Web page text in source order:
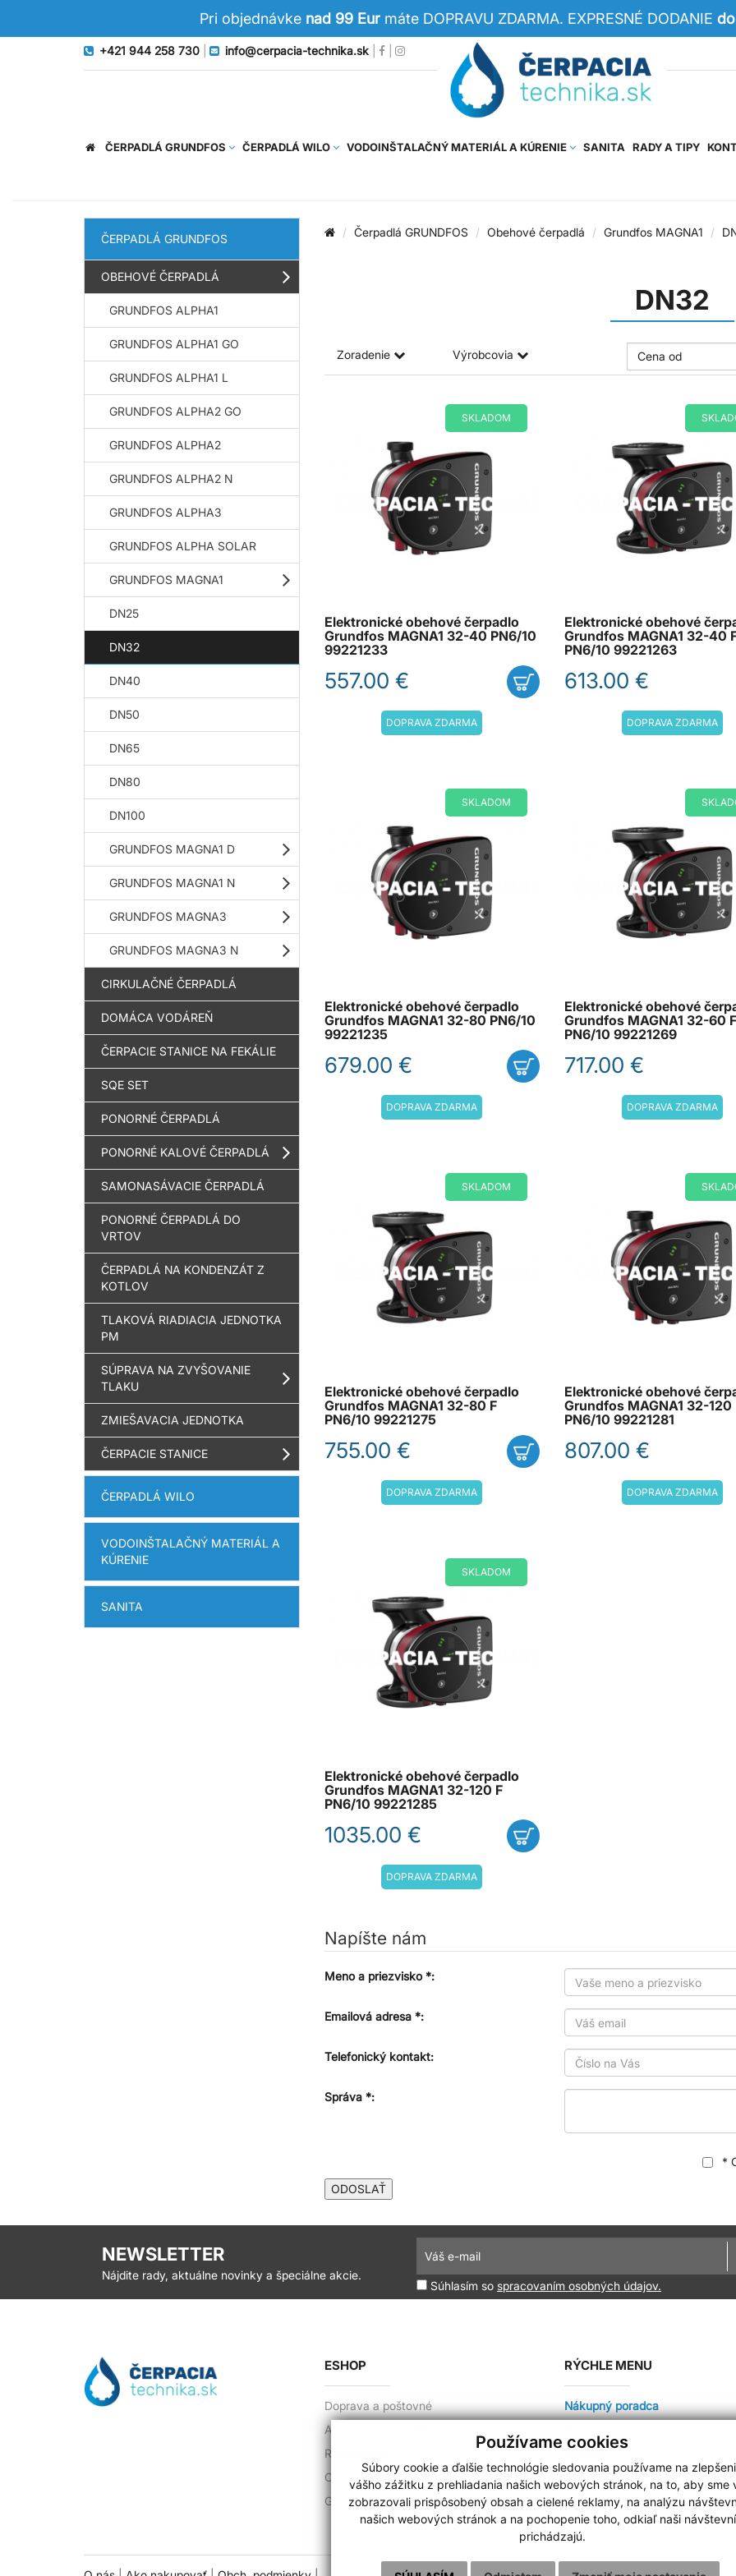
Používame cookies
Súbory cookie a ďalšie technológie sledovania používame na
vášho zážitku z prehliadania našich webových stránok, na to, aby sme
zobrazovali prispôsobený obsah a cielené reklamy, na analýzu
našich webových stránok a na pochopenie toho, odkiaľ naši
prichádzajú.
Pri objednávke nad 99 Eur máte DOPRAVU ZDARMA. EXPRESNÉ DODANIE
+421 944 258 730 info@cerpacia-technika.sk
ČERPADLÁ GRUNDFOS ČERPADLÁ WILO VODOINŠTALAČNÝ MATERIÁL A KÚRENIE SANITA RADY A TIPY
ČERPADLÁ GRUNDFOS
OBEHOVÉ ČERPADLÁ
GRUNDFOS ALPHA1
GRUNDFOS ALPHA1 GO
GRUNDFOS ALPHA1 L
GRUNDFOS ALPHA2 GO
GRUNDFOS ALPHA2
GRUNDFOS ALPHA2 N
GRUNDFOS ALPHA3
GRUNDFOS ALPHA SOLAR
GRUNDFOS MAGNA1
DN25
DN32
DN40
DN50
DN65
DN80
DN100
GRUNDFOS MAGNA1 D
GRUNDFOS MAGNA1 N
GRUNDFOS MAGNA3
GRUNDFOS MAGNA3 N
CIRKULAČNÉ ČERPADLÁ
DOMÁCA VODÁREŇ
ČERPACIE STANICE NA FEKÁLIE
SQE SET
PONORNÉ ČERPADLÁ
PONORNÉ KALOVÉ ČERPADLÁ
SAMONASÁVACIE ČERPADLÁ
PONORNÉ ČERPADLÁ DO
VRTOV
ČERPADLÁ NA KONDENZÁT Z
KOTLOV
TLAKOVÁ RIADIACIA JEDNOTKA
PM
SÚPRAVA NA ZVYŠOVANIE
TLAKU
ZMIEŠAVACIA JEDNOTKA
ČERPACIE STANICE
ČERPADLÁ WILO
VODOINŠTALAČNÝ MATERIÁL A
KÚRENIE
SANITA
Čerpadlá GRUNDFOS Obehové čerpadlá Grundfos MAGNA1
DN32
Zoradenie Výrobcovia
SKLADOM
Elektronické obehové čerpadlo
Grundfos MAGNA1 32-40 PN6/10
99221233
557.00 €
DOPRAVA ZDARMA
Elektronické obehové
Grundfos MAGNA1 32-40
PN6/10 99221263
613.00 €
DOPRAVA ZDARMA
SKLADOM
Elektronické obehové čerpadlo
Grundfos MAGNA1 32-80 PN6/10
99221235
679.00 €
DOPRAVA ZDARMA
Elektronické obehové
Grundfos MAGNA1 32-60 F
PN6/10 99221269
717.00 €
DOPRAVA ZDARMA
SKLADOM
Elektronické obehové čerpadlo
Grundfos MAGNA1 32-80 F
PN6/10 99221275
755.00 €
DOPRAVA ZDARMA
Elektronické obehové
Grundfos MAGNA1 32-120
PN6/10 99221281
807.00 €
DOPRAVA ZDARMA
SKLADOM
Elektronické obehové čerpadlo
Grundfos MAGNA1 32-120 F
PN6/10 99221285
1035.00 €
DOPRAVA ZDARMA
Napíšte nám
Meno a priezvisko *:
Emailová adresa *:
Telefonický kontakt:
Správa *:
*
ODOSLAŤ
NEWSLETTER
Nájdite rady, aktuálne novinky a špeciálne akcie.
Súhlasím so spracovaním osobných údajov.
ESHOP
Doprava a poštovné
Ako vymeniť/vrátiť tovar
Reklamácia
Ochrana osobných údajov
Garancia ceny
RÝCHLE MENU
Nákupný poradca
Cookies